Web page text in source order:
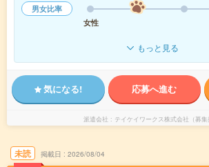
男女比率
女性
もっと見る
気になる! 応募へ進む
派遣会社 テイケイワークス株式会社（募集
未読 掲載日 2026/08/04